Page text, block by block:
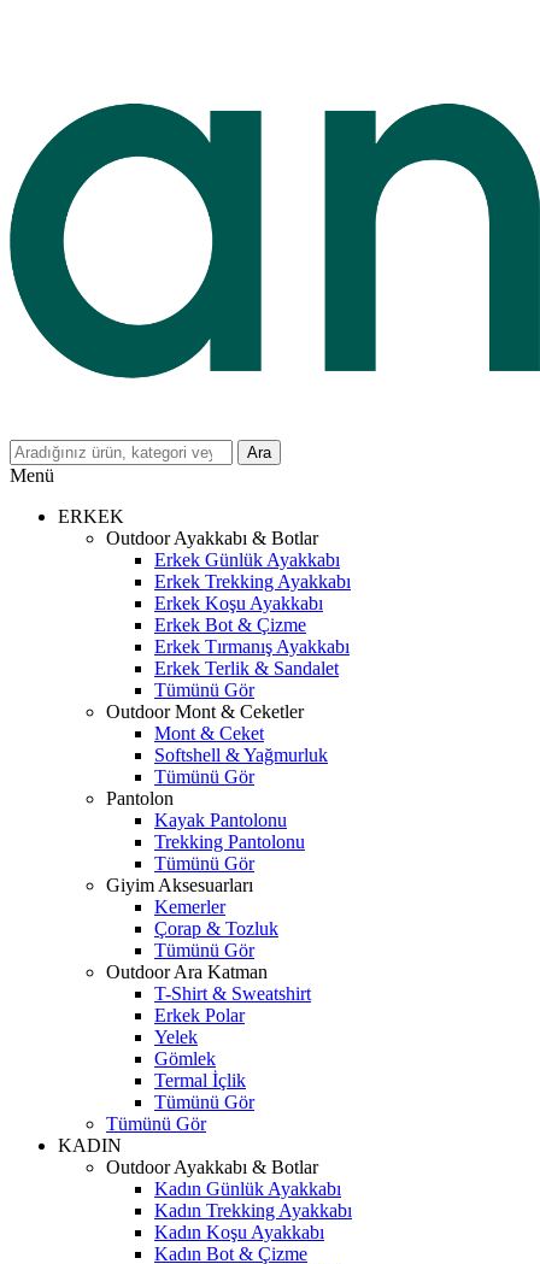
Ara
Menü
ERKEK
Outdoor Ayakkabı & Botlar
Erkek Günlük Ayakkabı
Erkek Trekking Ayakkabı
Erkek Koşu Ayakkabı
Erkek Bot & Çizme
Erkek Tırmanış Ayakkabı
Erkek Terlik & Sandalet
Tümünü Gör
Outdoor Mont & Ceketler
Mont & Ceket
Softshell & Yağmurluk
Tümünü Gör
Pantolon
Kayak Pantolonu
Trekking Pantolonu
Tümünü Gör
Giyim Aksesuarları
Kemerler
Çorap & Tozluk
Tümünü Gör
Outdoor Ara Katman
T-Shirt & Sweatshirt
Erkek Polar
Yelek
Gömlek
Termal İçlik
Tümünü Gör
Tümünü Gör
KADIN
Outdoor Ayakkabı & Botlar
Kadın Günlük Ayakkabı
Kadın Trekking Ayakkabı
Kadın Koşu Ayakkabı
Kadın Bot & Çizme